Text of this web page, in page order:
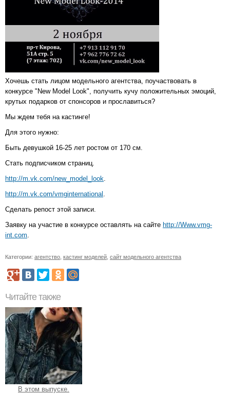
Хочешь стать лицом модельного агентства, поучаствовать в
конкурсе "New Model Look", получить кучу положительных эмоций,
крутых подарков от спонсоров и прославиться?
Мы ждем тебя на кастинге!
Для этого нужно:
Быть девушкой 16-25 лет ростом от 170 см.
Стать подписчиком страниц.
http://m.vk.com/new_model_look
http://m.vk.com/vmginternational
Сделать репост этой записи.
Заявку на участие в конкурсе оставлять на сайте http://Www.vmg-
int.com
Категории: агентство кастинг моделей сайт модельного агентства
Читайте также
В этом выпуске.